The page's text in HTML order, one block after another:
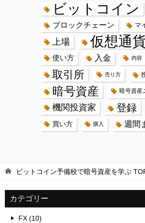
ビットコイン
ブロックチェーン マ
上場 仮想通
使い方 入金 内容
取引所 売り方
暗号資産 暗号資産
機関投資家 登録
買い方 購入 週間
ビットコイン予備校で暗号資産を学ぶ
カテゴリー
FX (10)